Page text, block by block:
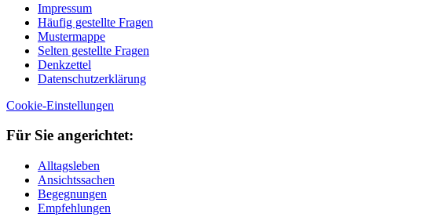
Im­pres­sum
Häu­fig ge­stell­te Fra­gen
Mu­ster­map­pe
Sel­ten ge­stell­te Fra­gen
Denk­zet­tel
Da­ten­schutz­er­klä­rung
Cookie-Einstellungen
Für Sie an­ge­rich­tet:
Alltagsleben
Ansichtssachen
Begegnungen
Empfehlungen